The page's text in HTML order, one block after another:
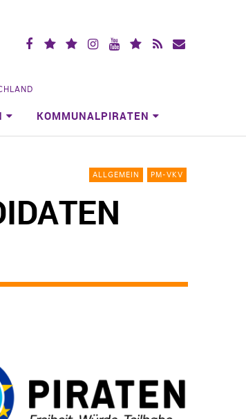
KOMMUNALPIRATEN
ALLGEMEIN PM-VKV